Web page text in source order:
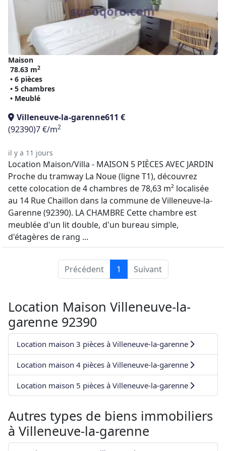
Maison
78.63 m2
• 6 pièces
• 5 chambres
• Meublé
Villeneuve-la-garenne611 €
(92390)7 €/m2
il y a 11 jours
Location Maison/Villa - MAISON 5 PIÈCES AVEC JARDIN
Proche du tramway La Noue (ligne T1), découvrez
cette colocation de 4 chambres de 78,63 m² localisée
au 14 Rue Chaillon dans la commune de Villeneuve-la-
Garenne (92390). LA CHAMBRE Cette chambre est
meublée d'un lit double, d'un bureau simple,
d'étagères de rang ...
Précédent 1 Suivant
Location Maison Villeneuve-la-
garenne 92390
Location maison 3 pièces à Villeneuve-la-garenne
Location maison 4 pièces à Villeneuve-la-garenne
Location maison 5 pièces à Villeneuve-la-garenne
Autres types de biens immobiliers
à Villeneuve-la-garenne